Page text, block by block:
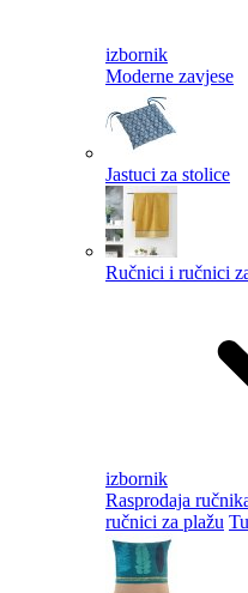
izbornik
Moderne zavjese
Jastuci za stolice
Ručnici i ručnici
izbornik
Rasprodaja
ručnici za plažu